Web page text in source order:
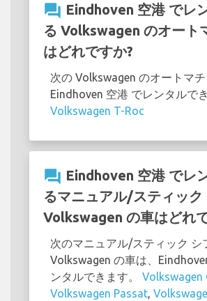
question_answer Eindhoven 空港 でレ
る Volkswagen のオート
はどれですか?
次の Volkswagen のオートマチ
Eindhoven 空港 でレンタルでき
Volkswagen T-Roc
question_answer Eindhoven 空港 でレ
るマニュアル/スティック
Volkswagen の車はどれ
次のマニュアル/スティック シ
Volkswagen の車は、
ンタルできます。 Volkswagen
Volkswagen Passat,